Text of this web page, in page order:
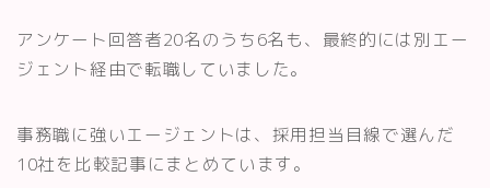
アンケート回答者20名のうち6名も、最終的には別エー
ジェント経由で転職していました。
事務職に強いエージェントは、採用担当目線で選んだ
10社を比較記事にまとめています。